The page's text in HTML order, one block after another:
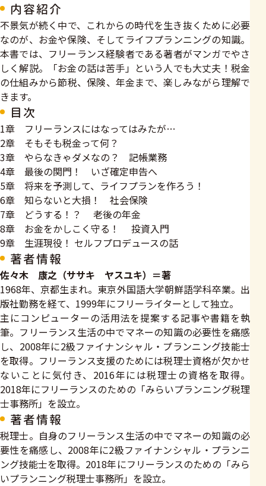
内容紹介
不景気が続く中で、これからの時代を生き抜くために必要
なのが、お金や保険、そしてライフプランニングの知識。
本書では、フリーランス経験者である著者がマンガでやさ
しく解説。「お金の話は苦手」という人でも大丈夫！税金
の仕組みから節税、保険、年金まで、楽しみながら理解で
きます。
目次
1章 フリーランスにはなってはみたが…
2章 そもそも税金って何？
3章 やらなきゃダメなの？ 記帳業務
4章 最後の関門！ いざ確定申告へ
5章 将来を予測して、ライフプランを作ろう！
6章 知らないと大損！ 社会保険
7章 どうする！？ 老後の年金
8章 お金をかしこく守る！ 投資入門
9章 生涯現役！ セルフプロデュースの話
著者情報
佐々木 康之（ササキ ヤスユキ）＝著
1968年、京都生まれ。東京外国語大学朝鮮語学科卒業。出
版社勤務を経て、1999年にフリーライターとして独立。
主にコンピューターの活用法を提案する記事や書籍を執
筆。フリーランス生活の中でマネーの知識の必要性を痛感
し、2008年に2級ファイナンシャル・プランニング技能士
を取得。フリーランス支援のためには税理士資格が欠かせ
ないことに気付き、2016年には税理士の資格を取得。
2018年にフリーランスのための「みらいプランニング税理
士事務所」を設立。
著者情報
税理士。自身のフリーランス生活の中でマネーの知識の必
要性を痛感し、2008年に2級ファイナンシャル・プランニ
ング技能士を取得。2018年にフリーランスのための「みら
いプランニング税理士事務所」を設立。